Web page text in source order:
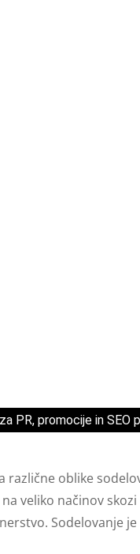
PR, promocije in SEO
različne oblike
veliko načinov
Sodelovanje